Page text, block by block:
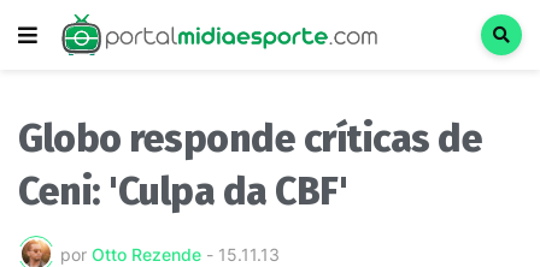
Globo responde críticas de
Ceni: 'Culpa da CBF'
por Otto Rezende - 15.11.13